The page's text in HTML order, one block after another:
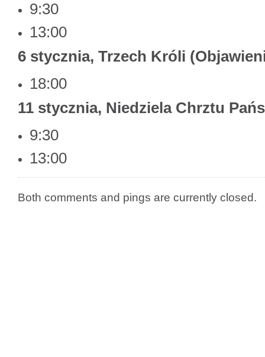
9:30
13:00
6 stycznia, Trzech Króli
18:00
11 stycznia, Niedziela Chrztu
9:30
13:00
Both comments and pings are currently closed.